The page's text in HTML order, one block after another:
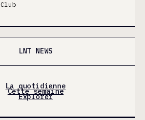
Club
LNT NEWS
La quotidienne
Cette semaine
Explorer